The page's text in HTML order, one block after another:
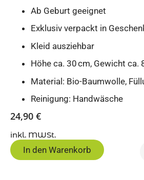
Ab Geburt geeignet
Exklusiv verpackt in
Kleid ausziehbar
Höhe ca. 30 cm, Gewicht ca.
Material: Bio-Baumwolle,
Reinigung: Handwäsche
24,90 €
inkl. MWSt.
In den Warenkorb